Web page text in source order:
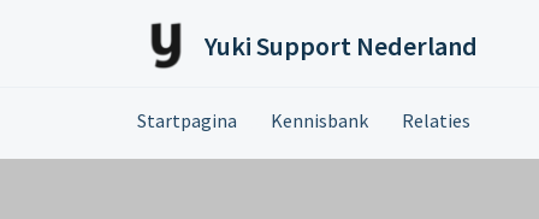
Yuki Support Nederland
Startpagina Kennisbank Relaties